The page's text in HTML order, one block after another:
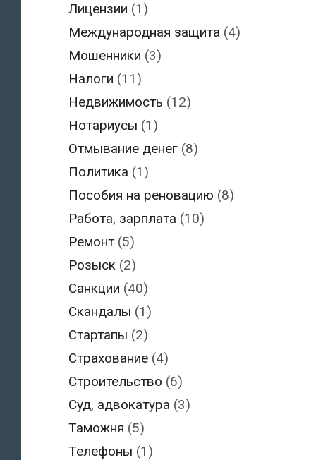
Лицензии (1)
Международная защита (4)
Мошенники (3)
Налоги (11)
Недвижимость (12)
Нотариусы (1)
Отмывание денег (8)
Политика (1)
Пособия на реновацию (8)
Работа, зарплата (10)
Ремонт (5)
Розыск (2)
Санкции (40)
Скандалы (1)
Стартапы (2)
Страхование (4)
Строительство (6)
Суд, адвокатура (3)
Таможня (5)
Телефоны (1)